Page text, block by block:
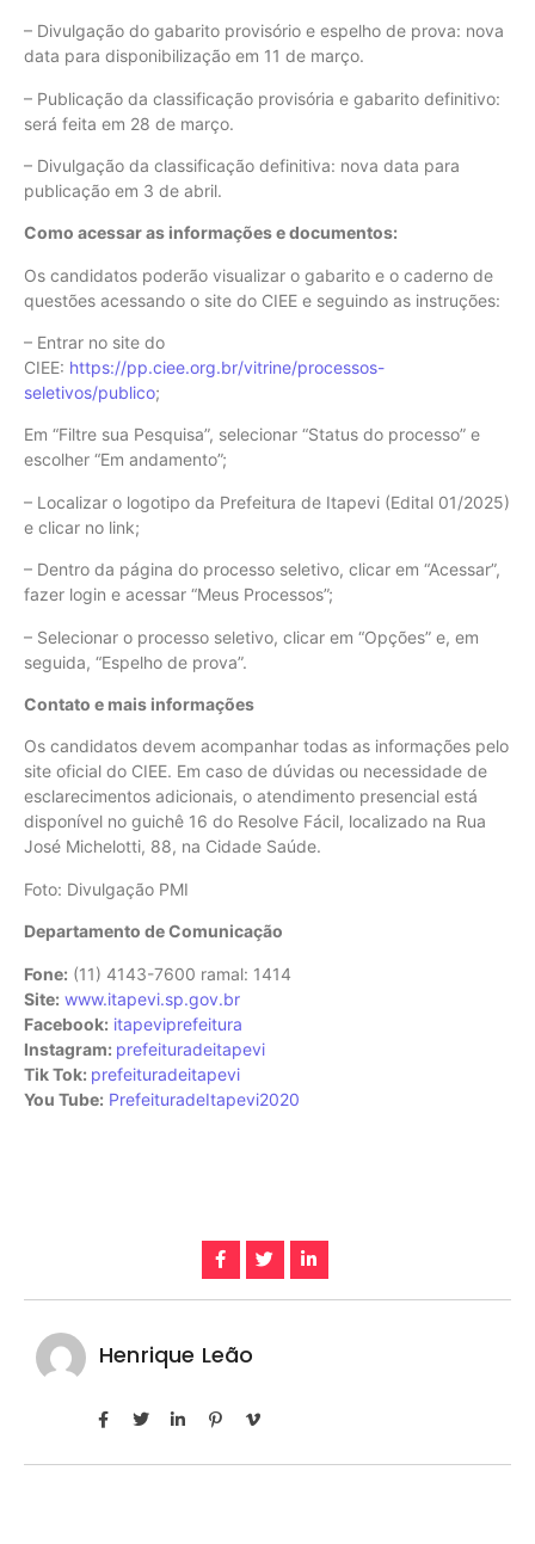
– Divulgação do gabarito provisório e espelho de prova: nova
data para disponibilização em 11 de março.
– Publicação da classificação provisória e gabarito definitivo:
será feita em 28 de março.
– Divulgação da classificação definitiva: nova data para
publicação em 3 de abril.
Como acessar as informações e documentos:
Os candidatos poderão visualizar o gabarito e o caderno de
questões acessando o site do CIEE e seguindo as instruções:
– Entrar no site do
CIEE: https://pp.ciee.org.br/vitrine/processos-
seletivos/publico;
Em “Filtre sua Pesquisa”, selecionar “Status do processo” e
escolher “Em andamento”;
– Localizar o logotipo da Prefeitura de Itapevi (Edital 01/2025)
e clicar no link;
– Dentro da página do processo seletivo, clicar em “Acessar”,
fazer login e acessar “Meus Processos”;
– Selecionar o processo seletivo, clicar em “Opções” e, em
seguida, “Espelho de prova”.
Contato e mais informações
Os candidatos devem acompanhar todas as informações pelo
site oficial do CIEE. Em caso de dúvidas ou necessidade de
esclarecimentos adicionais, o atendimento presencial está
disponível no guichê 16 do Resolve Fácil, localizado na Rua
José Michelotti, 88, na Cidade Saúde.
Foto: Divulgação PMI
Departamento de Comunicação
Fone: (11) 4143-7600 ramal: 1414
Site: www.itapevi.sp.gov.br
Facebook: itapeviprefeitura
Instagram: prefeituradeitapevi
Tik Tok: prefeituradeitapevi
You Tube: PrefeituradeItapevi2020
Henrique Leão